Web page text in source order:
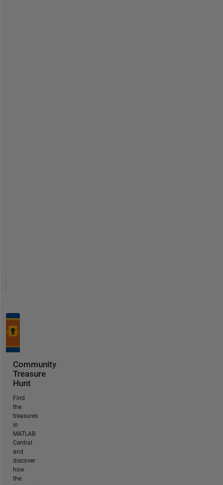
Community
Treasure
Hunt
Find
the
treasures
in
MATLAB
Central
and
discover
how
the